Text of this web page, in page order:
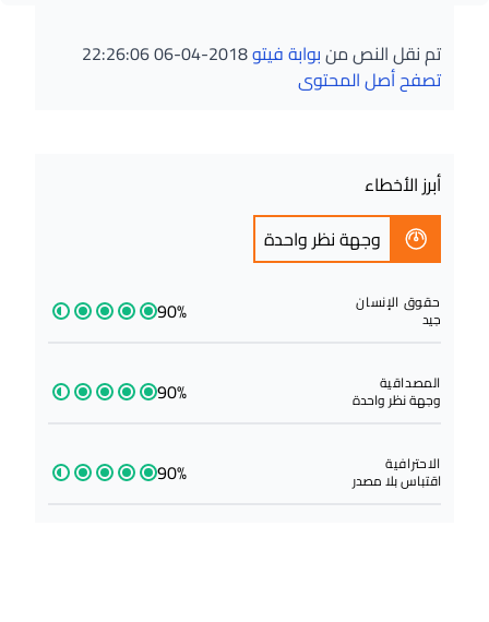
تم نقل النص منبوابة فيتو
تصفح أصل المحتوى
أبرز الأخطاء
وجهة نظر واحدة
حقوق الإنسان
جيد 90%
المصداقية
وجهة نظر واحدة 90%
الاحترافية
اقتباس بلا مصدر 90%